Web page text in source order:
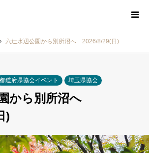
六辻水辺公園から別所沼へ 2026/8/29(日)
都道府県協会イベント 埼玉県協会
から別所沼へ
)